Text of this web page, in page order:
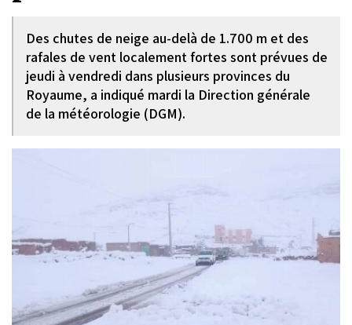
Des chutes de neige au-delà de 1.700 m et des
rafales de vent localement fortes sont prévues de
jeudi à vendredi dans plusieurs provinces du
Royaume, a indiqué mardi la Direction générale
de la météorologie (DGM).